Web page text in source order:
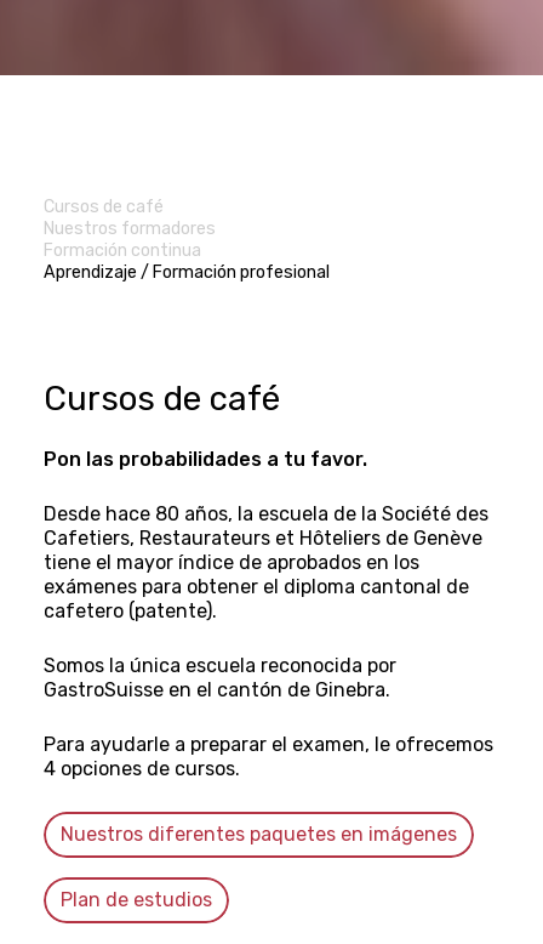
Cursos de café
Nuestros formadores
Formación continua
Aprendizaje / Formación profesional
Cursos de café
Pon las probabilidades a tu favor.
Desde hace 80 años, la escuela de la Société des
Cafetiers, Restaurateurs et Hôteliers de Genève
tiene el mayor índice de aprobados en los
exámenes para obtener el diploma cantonal de
cafetero (patente).
Somos la única escuela reconocida por
GastroSuisse en el cantón de Ginebra.
Para ayudarle a preparar el examen, le ofrecemos
4 opciones de cursos.
Nuestros diferentes paquetes en imágenes
Plan de estudios